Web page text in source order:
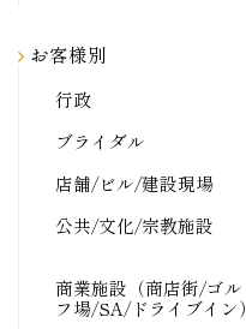
お客様別
行政
ブライダル
店舗/ビル/建設現場
公共/文化/宗教施設
商業施設（商店街/ゴル
フ場/SA/ドライブイン）